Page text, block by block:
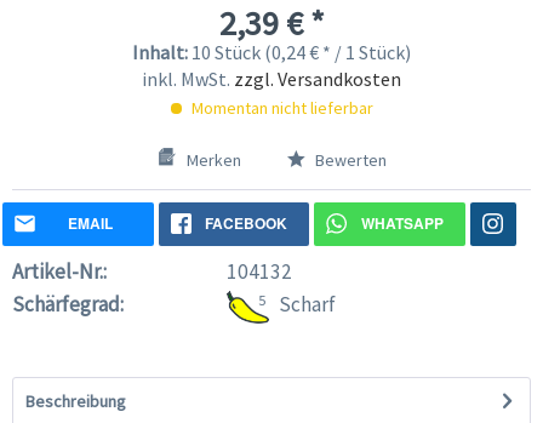
2,39 € *
Inhalt: 10 Stück (0,24 € * / 1 Stück)
inkl. MwSt. zzgl. Versandkosten
Momentan nicht lieferbar
Merken Bewerten
EMAIL FACEBOOK WHATSAPP
Artikel-Nr.:
104132
Schärfegrad:
5 Scharf
Beschreibung